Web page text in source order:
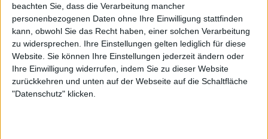
beachten Sie, dass die Verarbeitung mancher
personenbezogenen Daten ohne Ihre Einwilligung stattfinden
kann, obwohl Sie das Recht haben, einer solchen Verarbeitung
zu widersprechen. Ihre Einstellungen gelten lediglich für diese
Website. Sie können Ihre Einstellungen jederzeit ändern oder
Ihre Einwilligung widerrufen, indem Sie zu dieser Website
zurückkehren und unten auf der Webseite auf die Schaltfläche
"Datenschutz" klicken.